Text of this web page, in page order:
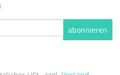
abonnieren